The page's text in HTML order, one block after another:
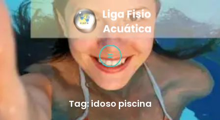
Tag: idoso piscina
LLAFA
Liga Latinoamericana de Fisioterapia Acuática
LIGA
CURSOS
TÉCNICAS